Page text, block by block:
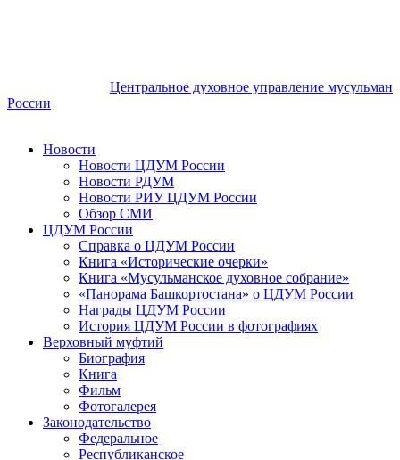
Центральное духовное управление мусульман
России
Новости
Новости ЦДУМ России
Новости РДУМ
Новости РИУ ЦДУМ России
Обзор СМИ
ЦДУМ России
Справка о ЦДУМ России
Книга «Исторические очерки»
Книга «Мусульманское духовное собрание»
«Панорама Башкортостана» о ЦДУМ России
Награды ЦДУМ России
История ЦДУМ России в фотографиях
Верховный муфтий
Биография
Книга
Фильм
Фотогалерея
Законодательство
Федеральное
Республиканское